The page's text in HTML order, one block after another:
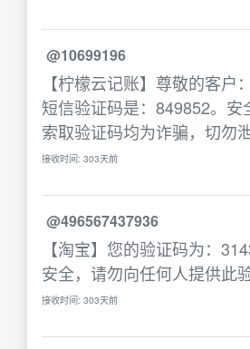
@10699196
【柠檬云记账】尊敬的客户
短信验证码是：849852。安
索取验证码均为诈骗，切勿泄
接收时间: 303天前
@496567437936
【淘宝】您的验证码为：
安全，请勿向任何人提供此
接收时间: 303天前